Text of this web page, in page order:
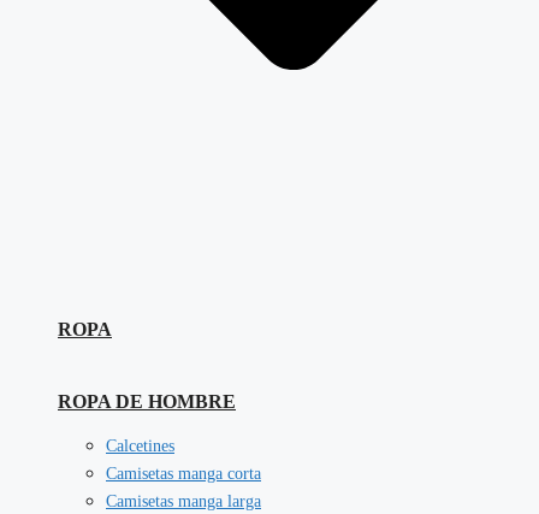
ROPA
ROPA DE HOMBRE
Calcetines
Camisetas manga corta
Camisetas manga larga